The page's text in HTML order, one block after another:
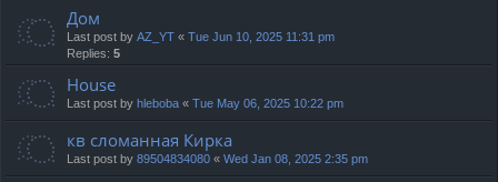
Дом
Last post by AZ_YT « Tue Jun 10, 2025 11:31 pm
Replies: 5
House
Last post by hleboba « Tue May 06, 2025 10:22 pm
кв сломанная Кирка
Last post by 89504834080 « Wed Jan 08, 2025 2:35 pm